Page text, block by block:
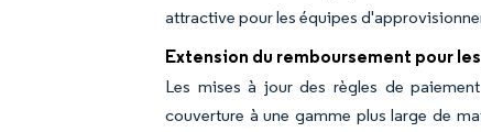
attractive pour les équipes
Extension du remboursement pour
Les mises à jour des règles de
couverture à une gamme plus large de